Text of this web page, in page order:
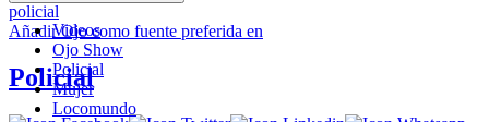
Videos
Ojo Show
Policial
Mujer
Locomundo
policial
AñadirOjocomo fuente preferida en
Policial